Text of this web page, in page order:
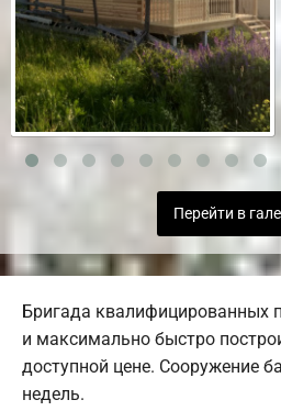
Перейти в
Бригада квалифицированных
и максимально быстро
доступной цене. Сооружение
недель.